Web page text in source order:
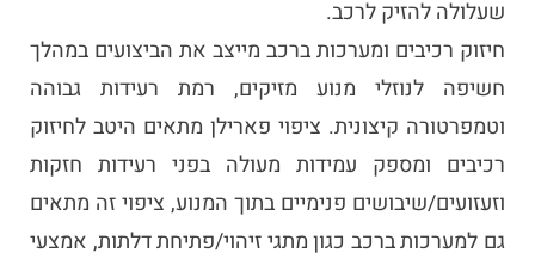
שעלולה להזיק לרכב.
חיזוק רכיבים ומערכות ברכב מייצב את הביצועים במהלך
חשיפה לנוזלי מנוע מזיקים, רמת רעידות גבוהה
וטמפרטורה קיצונית. ציפוי פארילן מתאים היטב לחיזוק
רכיבים ומספק עמידות מעולה בפני רעידות חזקות
וזעזועים/שיבושים פנימיים בתוך המנוע, ציפוי זה מתאים
גם למערכות ברכב כגון מתגי זיהוי/פתיחת דלתות, אמצעי